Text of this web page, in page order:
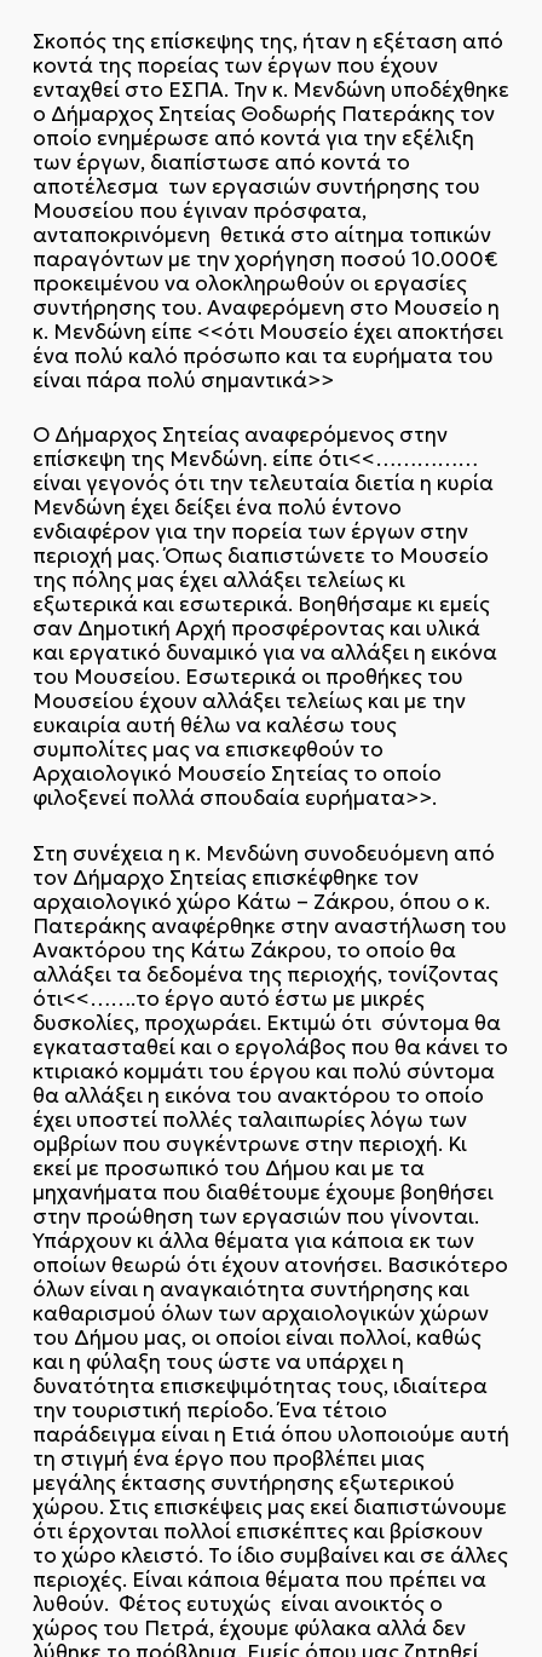
Σκοπός της επίσκεψης της, ήταν η εξέταση από
κοντά της πορείας των έργων που έχουν
ενταχθεί στο ΕΣΠΑ. Την κ. Μενδώνη υποδέχθηκε
ο Δήμαρχος Σητείας Θοδωρής Πατεράκης τον
οποίο ενημέρωσε από κοντά για την εξέλιξη
των έργων, διαπίστωσε από κοντά το
αποτέλεσμα των εργασιών συντήρησης του
Μουσείου που έγιναν πρόσφατα,
ανταποκρινόμενη θετικά στο αίτημα τοπικών
παραγόντων με την χορήγηση ποσού 10.000€
προκειμένου να ολοκληρωθούν οι εργασίες
συντήρησης του. Αναφερόμενη στο Μουσείο η
κ. Μενδώνη είπε <<ότι Μουσείο έχει αποκτήσει
ένα πολύ καλό πρόσωπο και τα ευρήματα του
είναι πάρα πολύ σημαντικά>>
Ο Δήμαρχος Σητείας αναφερόμενος στην
επίσκεψη της Μενδώνη. είπε ότι<<……………
είναι γεγονός ότι την τελευταία διετία η κυρία
Μενδώνη έχει δείξει ένα πολύ έντονο
ενδιαφέρον για την πορεία των έργων στην
περιοχή μας. Όπως διαπιστώνετε το Μουσείο
της πόλης μας έχει αλλάξει τελείως κι
εξωτερικά και εσωτερικά. Βοηθήσαμε κι εμείς
σαν Δημοτική Αρχή προσφέροντας και υλικά
και εργατικό δυναμικό για να αλλάξει η εικόνα
του Μουσείου. Εσωτερικά οι προθήκες του
Μουσείου έχουν αλλάξει τελείως και με την
ευκαιρία αυτή θέλω να καλέσω τους
συμπολίτες μας να επισκεφθούν το
Αρχαιολογικό Μουσείο Σητείας το οποίο
φιλοξενεί πολλά σπουδαία ευρήματα>>.
Στη συνέχεια η κ. Μενδώνη συνοδευόμενη από
τον Δήμαρχο Σητείας επισκέφθηκε τον
αρχαιολογικό χώρο Κάτω – Ζάκρου, όπου ο κ.
Πατεράκης αναφέρθηκε στην αναστήλωση του
Ανακτόρου της Κάτω Ζάκρου, το οποίο θα
αλλάξει τα δεδομένα της περιοχής, τονίζοντας
ότι<<…….το έργο αυτό έστω με μικρές
δυσκολίες, προχωράει. Εκτιμώ ότι σύντομα θα
εγκατασταθεί και ο εργολάβος που θα κάνει το
κτιριακό κομμάτι του έργου και πολύ σύντομα
θα αλλάξει η εικόνα του ανακτόρου το οποίο
έχει υποστεί πολλές ταλαιπωρίες λόγω των
ομβρίων που συγκέντρωνε στην περιοχή. Κι
εκεί με προσωπικό του Δήμου και με τα
μηχανήματα που διαθέτουμε έχουμε βοηθήσει
στην προώθηση των εργασιών που γίνονται.
Υπάρχουν κι άλλα θέματα για κάποια εκ των
οποίων θεωρώ ότι έχουν ατονήσει. Βασικότερο
όλων είναι η αναγκαιότητα συντήρησης και
καθαρισμού όλων των αρχαιολογικών χώρων
του Δήμου μας, οι οποίοι είναι πολλοί, καθώς
και η φύλαξη τους ώστε να υπάρχει η
δυνατότητα επισκεψιμότητας τους, ιδιαίτερα
την τουριστική περίοδο. Ένα τέτοιο
παράδειγμα είναι η Ετιά όπου υλοποιούμε αυτή
τη στιγμή ένα έργο που προβλέπει μιας
μεγάλης έκτασης συντήρησης εξωτερικού
χώρου. Στις επισκέψεις μας εκεί διαπιστώνουμε
ότι έρχονται πολλοί επισκέπτες και βρίσκουν
το χώρο κλειστό. Το ίδιο συμβαίνει και σε άλλες
περιοχές. Είναι κάποια θέματα που πρέπει να
λυθούν. Φέτος ευτυχώς είναι ανοικτός ο
χώρος του Πετρά, έχουμε φύλακα αλλά δεν
λύθηκε το πρόβλημα. Εμείς όπου μας ζητηθεί